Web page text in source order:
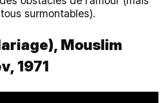
surmontables).
Mouslim
1971